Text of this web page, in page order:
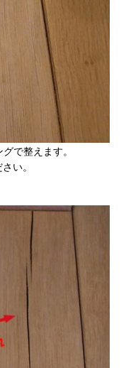
で整えます。
い。